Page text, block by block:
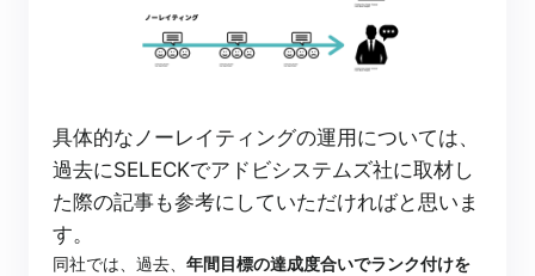
具体的なノーレイティングの運用については、
過去にSELECKでアドビシステムズ社に取材し
た際の記事も参考にしていただければと思いま
す。
同社では、過去、 年間目標の達成度合いでランク付けを